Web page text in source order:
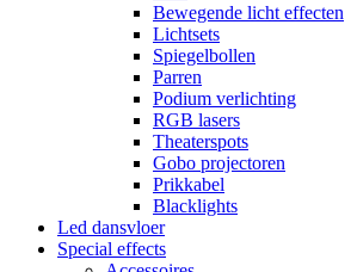
Bewegende licht effecten
Lichtsets
Spiegelbollen
Parren
Podium verlichting
RGB lasers
Theaterspots
Gobo projectoren
Prikkabel
Blacklights
Led dansvloer
Special effects